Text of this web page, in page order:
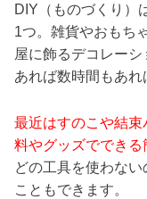
DIY（ものづくり）
1つ。雑貨やおもち
屋に飾るデコレー
あれば数時間もあれ
最近はすのこや結
料やグッズでできる
どの工具を使わな
こともできます。